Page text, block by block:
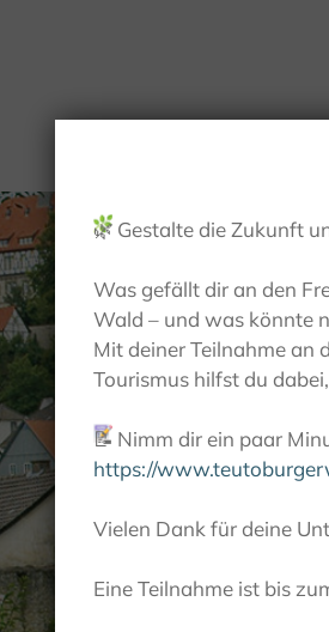
🌿 Gestalte die Zukunft
Was gefällt dir an den
Wald – und was könnte
Mit deiner Teilnahme an
Tourismus hilfst du
📝 Nimm dir ein paar
https://
Vielen Dank für deine
Eine Teilnahme ist bis